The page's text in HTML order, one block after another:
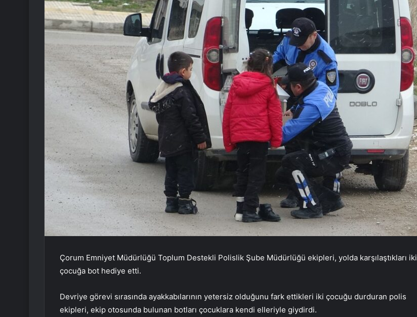
Çorum Emniyet Müdürlüğü Toplum Destekli Polislik Şube Müdürlüğü ekipleri, yolda karşılaştıkları iki
çocuğa bot hediye etti.
Devriye görevi sırasında ayakkabılarının yetersiz olduğunu fark ettikleri iki çocuğu durduran polis
ekipleri, ekip otosunda bulunan botları çocuklara kendi elleriyle giydirdi.